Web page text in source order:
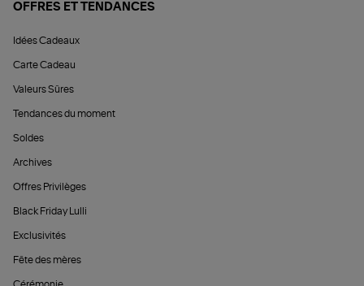
OFFRES ET TENDANCES
Idées Cadeaux
Carte Cadeau
Valeurs Sûres
Tendances du moment
Soldes
Archives
Offres Privilèges
Black Friday Lulli
Exclusivités
Fête des mères